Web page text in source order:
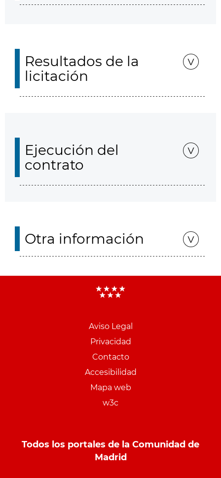
Resultados de la
licitación
Ejecución del
contrato
Otra información
Aviso Legal
Privacidad
Contacto
Accesibilidad
Mapa web
w3c
Todos los portales de la Comunidad de
Madrid